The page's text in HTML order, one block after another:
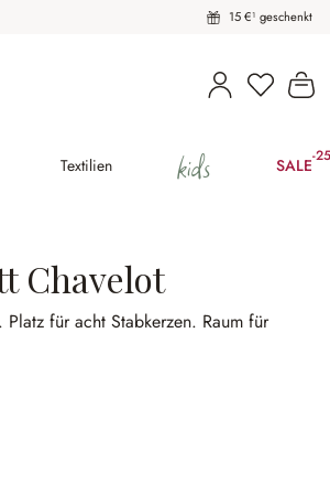
15 €¹ geschenkt
Du hast
Textilien kids SALE-
Chavelot
Platz für acht Stabkerzen. Raum für